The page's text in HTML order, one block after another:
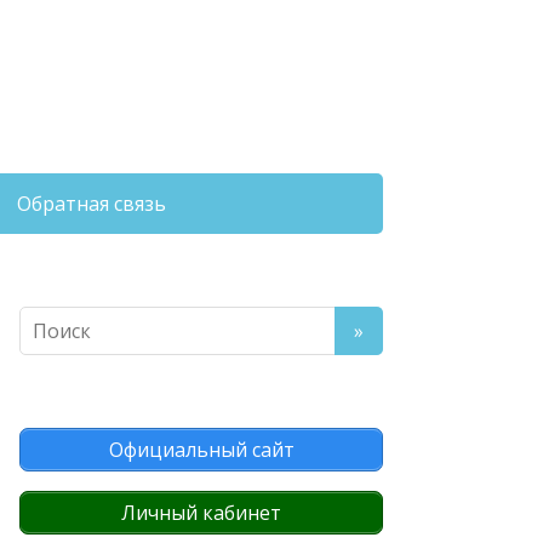
Обратная связь
Официальный сайт
Личный кабинет